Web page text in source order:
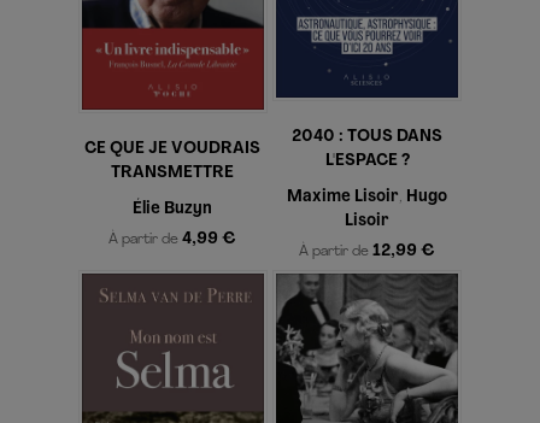
CE QUE JE VOUDRAIS
TRANSMETTRE
Élie Buzyn
À partir de4,99 €
2040 : TOUS DANS
L'ESPACE ?
Maxime Lisoir, Hugo
Lisoir
À partir de12,99 €